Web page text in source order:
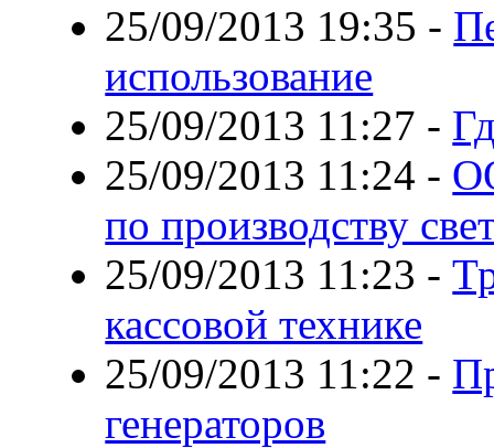
25/09/2013 19:35 -
использование
25/09/2013 11:27 -
25/09/2013 11:24 -
по производству
25/09/2013 11:23 -
кассовой технике
25/09/2013 11:22 -
генераторов